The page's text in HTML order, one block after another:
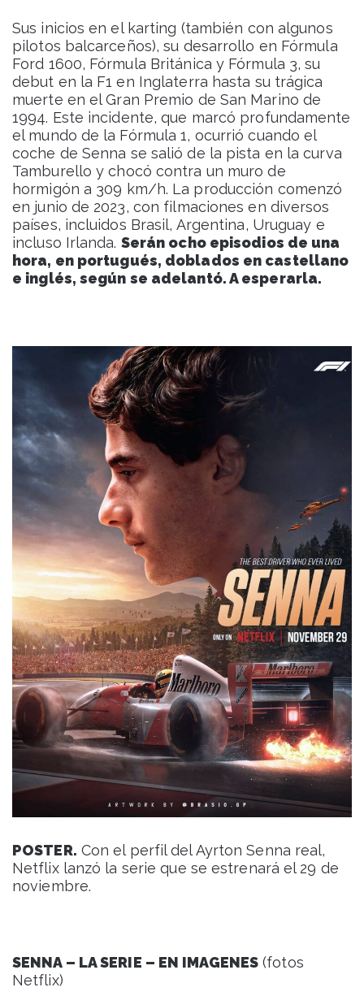
Sus inicios en el karting (también con algunos
pilotos balcarceños), su desarrollo en Fórmula
Ford 1600, Fórmula Británica y Fórmula 3, su
debut en la F1 en Inglaterra hasta su trágica
muerte en el Gran Premio de San Marino de
1994. Este incidente, que marcó profundamente
el mundo de la Fórmula 1, ocurrió cuando el
coche de Senna se salió de la pista en la curva
Tamburello y chocó contra un muro de
hormigón a 309 km/h. La producción comenzó
en junio de 2023, con filmaciones en diversos
países, incluidos Brasil, Argentina, Uruguay e
incluso Irlanda. Serán ocho episodios de una
hora, en portugués, doblados en castellano
e inglés, según se adelantó. A esperarla.
POSTER. Con el perfil del Ayrton Senna real,
Netflix lanzó la serie que se estrenará el 29 de
noviembre.
SENNA – LA SERIE – EN IMAGENES (fotos
Netflix)